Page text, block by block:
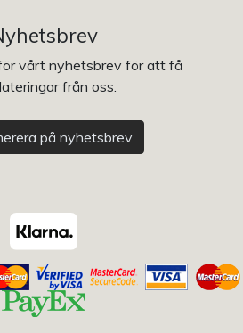
vårt nyhetsbrev för att få
från oss.
på nyhetsbrev